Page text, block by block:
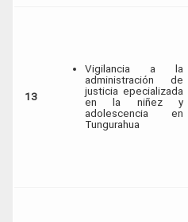
13
Vigilancia a la
administración de
justicia epecializada
en la niñez y
adolescencia en
Tungurahua